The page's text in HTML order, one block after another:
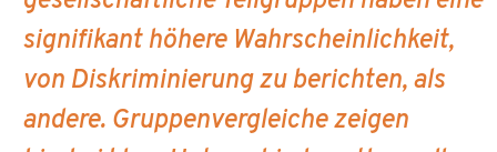
signifikant höhere Wahrscheinlichkeit,
von Diskriminierung zu berichten, als
andere. Gruppenvergleiche zeigen